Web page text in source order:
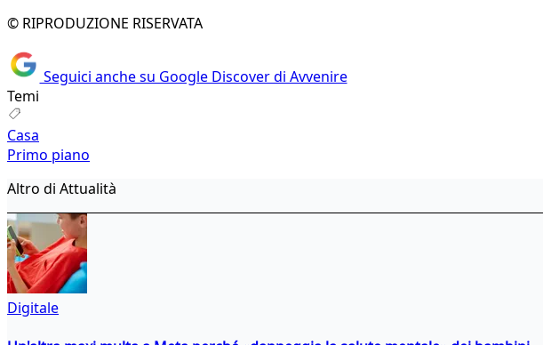
© RIPRODUZIONE RISERVATA
Seguici anche su Google Discover di Avvenire
Temi
Casa
Primo piano
Altro di Attualità
Digitale